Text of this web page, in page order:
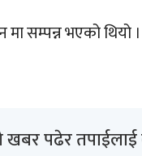
सम्पन्न भएको थियो ।
खबर पढेर